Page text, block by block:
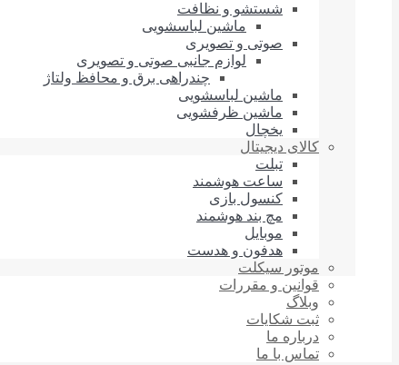
شستشو و نظافت
ماشین لباسشویی
صوتی و تصویری
لوازم جانبی صوتی و تصویری
چندراهی برق و محافظ ولتاژ
ماشین لباسشویی
ماشین ظرفشویی
یخچال
کالای دیجیتال
تبلت
ساعت هوشمند
کنسول بازی
مچ بند هوشمند
موبایل
هدفون و هدست
موتور سیکلت
قوانین و مقررات
وبلاگ
ثبت شکایات
درباره‌ ما
تماس با ما